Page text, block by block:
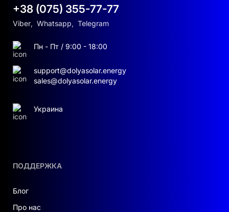
ПОДДЕРЖКА
Блог
Про нас
+38 (075) 355-77-77
Viber, Whatsapp, Telegram
Пн - Пт / 9:00 - 18:00
support@dolyasolar.energy
sales@dolyasolar.energy
Украина